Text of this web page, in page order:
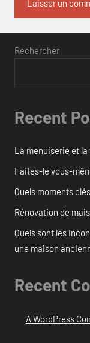
Rechercher
Recent
La menuiserie et la
Faites-le vous-
Quels moments
Rénovation de
Quels sont les
une maison
Recent
A WordPress